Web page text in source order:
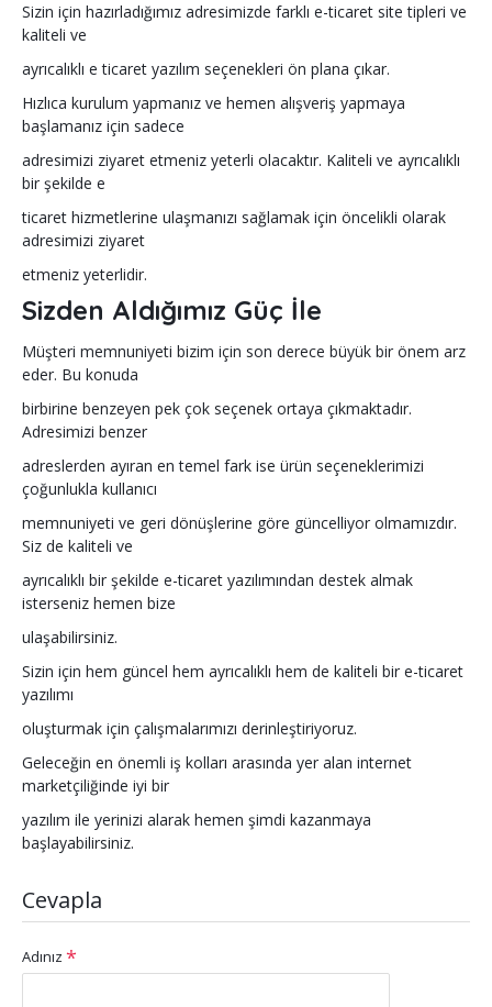
Sizin için hazırladığımız adresimizde farklı e-ticaret site tipleri ve
kaliteli ve
ayrıcalıklı e ticaret yazılım seçenekleri ön plana çıkar.
Hızlıca kurulum yapmanız ve hemen alışveriş yapmaya
başlamanız için sadece
adresimizi ziyaret etmeniz yeterli olacaktır. Kaliteli ve ayrıcalıklı
bir şekilde e
ticaret hizmetlerine ulaşmanızı sağlamak için öncelikli olarak
adresimizi ziyaret
etmeniz yeterlidir.
Sizden Aldığımız Güç İle
Müşteri memnuniyeti bizim için son derece büyük bir önem arz
eder. Bu konuda
birbirine benzeyen pek çok seçenek ortaya çıkmaktadır.
Adresimizi benzer
adreslerden ayıran en temel fark ise ürün seçeneklerimizi
çoğunlukla kullanıcı
memnuniyeti ve geri dönüşlerine göre güncelliyor olmamızdır.
Siz de kaliteli ve
ayrıcalıklı bir şekilde e-ticaret yazılımından destek almak
isterseniz hemen bize
ulaşabilirsiniz.
Sizin için hem güncel hem ayrıcalıklı hem de kaliteli bir e-ticaret
yazılımı
oluşturmak için çalışmalarımızı derinleştiriyoruz.
Geleceğin en önemli iş kolları arasında yer alan internet
marketçiliğinde iyi bir
yazılım ile yerinizi alarak hemen şimdi kazanmaya
başlayabilirsiniz.
Cevapla
Adınız